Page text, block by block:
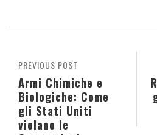
PREVIOUS POST
Armi Chimiche e
Biologiche: Come
gli Stati Uniti
violano le